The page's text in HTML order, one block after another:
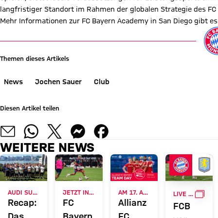
langfristiger Standort im Rahmen der globalen Strategie des
Mehr Informationen zur FC Bayern Academy in San Diego gibt es
Themen dieses Artikels
News Jochen Sauer Club
Diesen Artikel teilen
WEITERE NEWS
Recap:
Das
FC
Bayern
AM 17. AUGUST
Allianz
FC
LIVE BEI FC BAYERN TV PLUS
FCB